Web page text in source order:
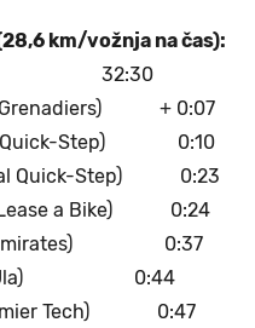
km/vožnja na čas):
Trek) 32:30
Grenadiers) + 0:07
Quick-Step) 0:10
Quick-Step) 0:23
Lease a Bike) 0:24
Emirates) 0:37
AlUla) 0:44
Tech) 0:47